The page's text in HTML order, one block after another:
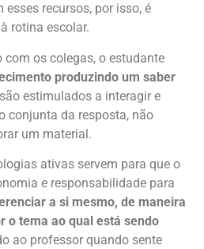
recursos, por isso, é
rotina escolar.
os colegas, o estudante
produzindo um saber
estimulados a interagir e
conjunta da resposta, não
um material.
ativas servem para que o
e responsabilidade para
a si mesmo, de maneira
o tema ao qual está sendo
ao professor quando sente